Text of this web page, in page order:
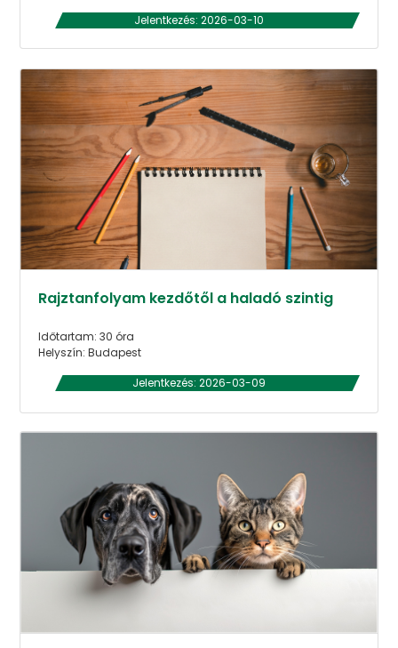
Jelentkezés: 2026-03-10
Rajztanfolyam kezdőtől a haladó szintig
Időtartam: 30 óra
Helyszín: Budapest
Jelentkezés: 2026-03-09